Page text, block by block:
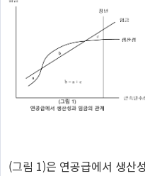
(그림 1)은 연공급에서 생산